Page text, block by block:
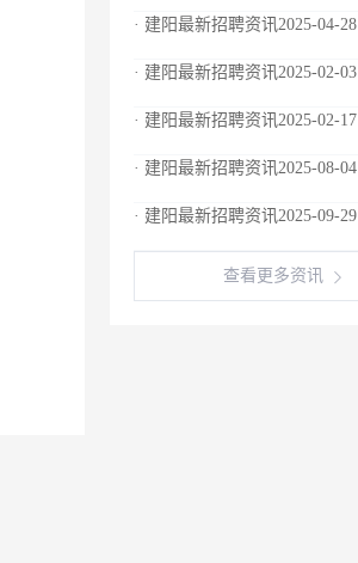
· 建阳最新招聘资讯2025-04-28
· 建阳最新招聘资讯2025-02-03
· 建阳最新招聘资讯2025-02-17
· 建阳最新招聘资讯2025-08-04
· 建阳最新招聘资讯2025-09-29
查看更多资讯